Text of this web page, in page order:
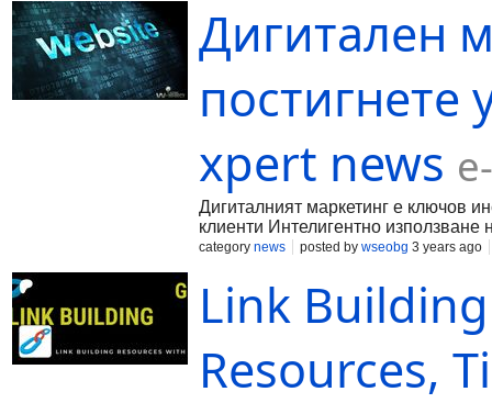
Дигитален
постигнете
xpert news
Дигиталният маркетинг е ключов
клиенти Интелигентно използване
повече върху интелигентното
си. Въздействие на социалните
взаимодействие с потребителите.
онлайн личности, както и
(AR) в дигиталния маркетинг ще
Интерактивни рекламни
category news posted by wseobg 3 years ago
Link
Resources,